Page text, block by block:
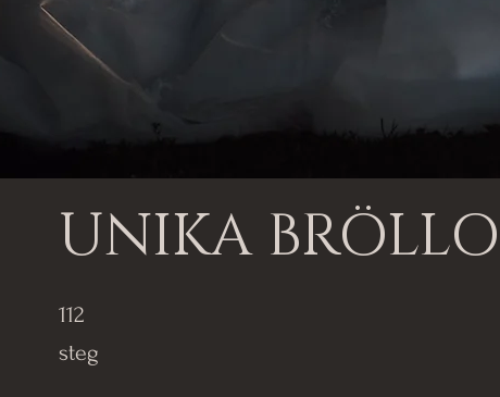
UNIKA
112
steg
112 steg